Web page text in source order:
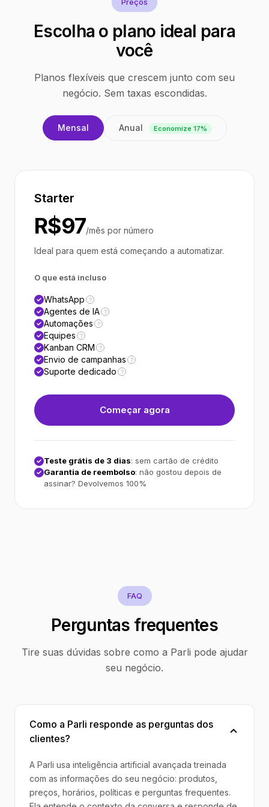
Escolha o plano ideal para
você
Planos flexíveis que crescem junto com seu
negócio. Sem taxas escondidas.
Mensal Anual Economize 17%
Starter
R$97/mês por número
Ideal para quem está começando a automatizar.
O que está incluso
WhatsApp ?
Agentes de IA ?
Automações ?
Equipes ?
Kanban CRM ?
Envio de campanhas ?
Suporte dedicado ?
Começar agora
Teste grátis de 3 dias: sem cartão de crédito
Garantia de reembolso: não gostou depois de
assinar? Devolvemos 100%
FAQ
Perguntas frequentes
Tire suas dúvidas sobre como a Parli pode ajudar
seu negócio.
Como a Parli responde as perguntas dos
clientes?
A Parli usa inteligência artificial avançada treinada
com as informações do seu negócio: produtos,
preços, horários, políticas e perguntas frequentes.